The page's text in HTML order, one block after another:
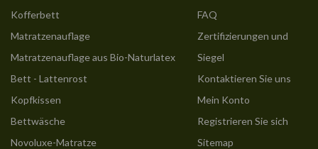
Kofferbett
Matratzenauflage
Matratzenauflage aus Bio-Naturlatex
Bett - Lattenrost
Kopfkissen
Bettwäsche
Novoluxe-Matratze
FAQ
Zertifizierungen und
Siegel
Kontaktieren Sie uns
Mein Konto
Registrieren Sie sich
Sitemap